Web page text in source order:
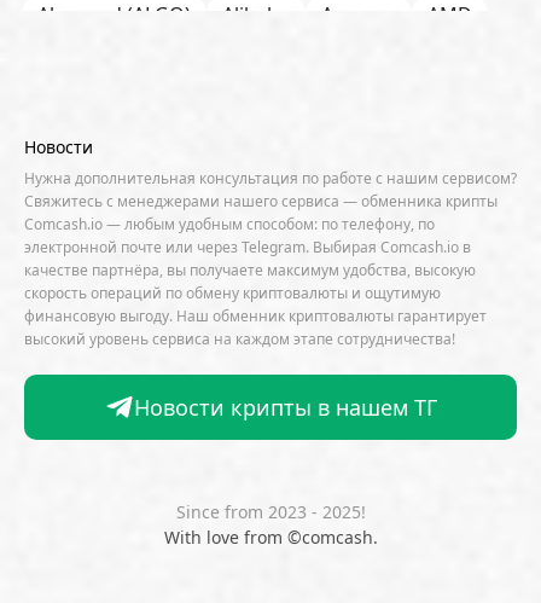
Algorand (ALGO)
Alibaba Amazon
AMD
Aster
Binance
BIS Bitcoin Core
Bitcoin Pizza Day
Bitfarms
Bitfinex Bitget
Bithumb
BitMEX
BitOK Bitwise BlackRock
Block
Bloomberg
BNB Chain
BNP Paribas
Börse Stuttgart
BTCFi Bullish
Bybit
Chainalysis
Chainlink (LINK)
Coinbase CoinDesk
CoinShares
ConsenSys
Новости
Нужна дополнительная консультация по работе с нашим сервисом?
Свяжитесь с менеджерами нашего сервиса — обменника крипты
Comcash.io — любым удобным способом: по телефону, по
электронной почте или через Telegram. Выбирая Comcash.io в
качестве партнёра, вы получаете максимум удобства, высокую
скорость операций по обмену криптовалюты и ощутимую
финансовую выгоду. Наш обменник криптовалюты гарантирует
высокий уровень сервиса на каждом этапе сотрудничества!
Новости крипты в нашем ТГ
Since from 2023 - 2025!
With love from ©comcash.